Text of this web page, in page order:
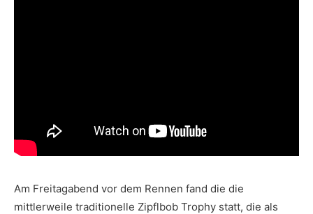
Am Freitagabend vor dem Rennen fand die die
mittlerweile traditionelle Zipflbob Trophy statt, die als